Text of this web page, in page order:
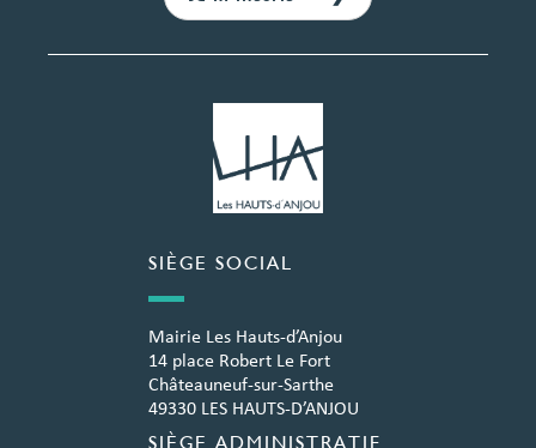
SIÈGE SOCIAL
Mairie Les Hauts-d’Anjou
14 place Robert Le Fort
Châteauneuf-sur-Sarthe
49330 LES HAUTS-D’ANJOU
SIÈGE ADMINISTRATIF